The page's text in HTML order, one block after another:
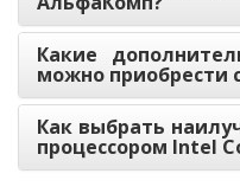
Какие
можно приобрести
Как выбрать
процессором Intel